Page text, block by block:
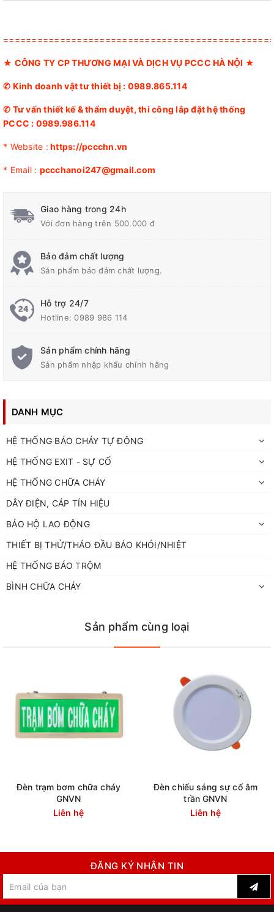
★ CÔNG TY CP THƯƠNG MẠI VÀ DỊCH VỤ PCCC HÀ NỘI ★
✆ Kinh doanh vật tư thiết bị : 0989.865.114
✆ Tư vấn thiết kế & thẩm duyệt, thi công lắp đặt hệ thống
PCCC : 0989.986.114
* Website : https://pccchn.vn
* Email : pccchanoi247@gmail.com
Giao hàng trong 24h
Với đơn hàng trên 500.000 đ
Bảo đảm chất lượng
Sản phẩm bảo đảm chất lượng.
Hỗ trợ 24/7
Hotline:0989 986 114
Sản phẩm chính hãng
Sản phẩm nhập khẩu chính hãng
DANH MỤC
HỆ THỐNG BÁO CHÁY TỰ ĐỘNG
HỆ THỐNG EXIT - SỰ CỐ
HỆ THỐNG CHỮA CHÁY
DÂY ĐIỆN, CÁP TÍN HIỆU
BẢO HỘ LAO ĐỘNG
THIẾT BỊ THỬ/THÁO ĐẦU BÁO KHÓI/NHIỆT
HỆ THỐNG BÁO TRỘM
BÌNH CHỮA CHÁY
Sản phẩm cùng loại
Đèn trạm bơm chữa cháy
GNVN
Liên hệ
Đèn chiếu sáng sự cố âm
trần GNVN
Liên hệ
ĐĂNG KÝ NHẬN TIN